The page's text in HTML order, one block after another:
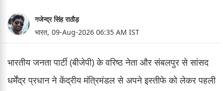
गजेन्द्र सिंह राठौड़
भारत, 09-Aug-2026 06:35 AM IST
भारतीय जनता पार्टी (बीजेपी) के वरिष्ठ नेता और संबलपुर से सांसद
धर्मेंद्र प्रधान ने केंद्रीय मंत्रिमंडल से अपने इस्तीफे को लेकर पहली